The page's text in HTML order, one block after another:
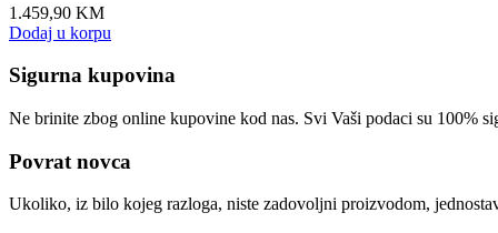
1.459,90 KM
Dodaj u korpu
Sigurna kupovina
Ne brinite zbog online kupovine kod nas. Svi Vaši podaci su 100%
Povrat novca
Ukoliko, iz bilo kojeg razloga, niste zadovoljni proizvodom,